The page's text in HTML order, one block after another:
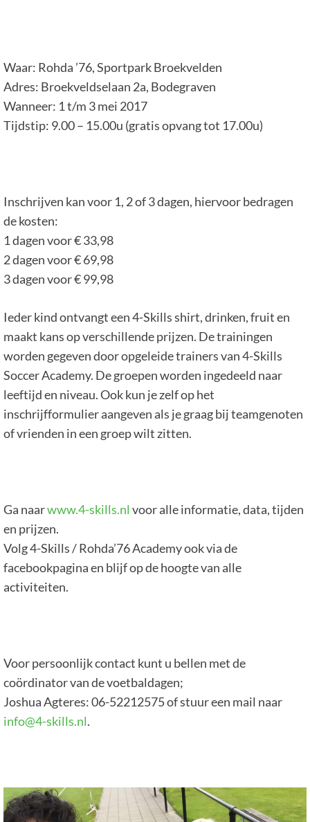
Waar: Rohda ’76, Sportpark Broekvelden
Adres: Broekveldselaan 2a, Bodegraven
Wanneer: 1 t/m 3 mei 2017
Tijdstip: 9.00 – 15.00u (gratis opvang tot 17.00u)
Inschrijven kan voor 1, 2 of 3 dagen, hiervoor bedragen
de kosten:
1 dagen voor € 33,98
2 dagen voor € 69,98
3 dagen voor € 99,98
Ieder kind ontvangt een 4-Skills shirt, drinken, fruit en
maakt kans op verschillende prijzen. De trainingen
worden gegeven door opgeleide trainers van 4-Skills
Soccer Academy. De groepen worden ingedeeld naar
leeftijd en niveau. Ook kun je zelf op het
inschrijfformulier aangeven als je graag bij teamgenoten
of vrienden in een groep wilt zitten.
Ga naarwww.4-skills.nl voor alle informatie, data, tijden
en prijzen.
Volg 4-Skills / Rohda’76 Academy ook via de
facebookpagina en blijf op de hoogte van alle
activiteiten.
Voor persoonlijk contact kunt u bellen met de
coördinator van de voetbaldagen;
Joshua Agteres: 06-52212575 of stuur een mail naar
info@4-skills.nl.